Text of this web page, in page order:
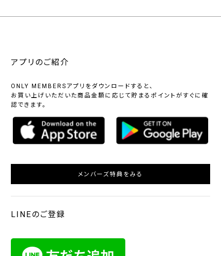
アプリのご紹介
ONLY MEMBERSアプリをダウンロードすると、
お買い上げいただいた商品金額に応じて貯まるポイントがすぐに確
認できます。
メンバーズ特典をみる
LINEのご登録